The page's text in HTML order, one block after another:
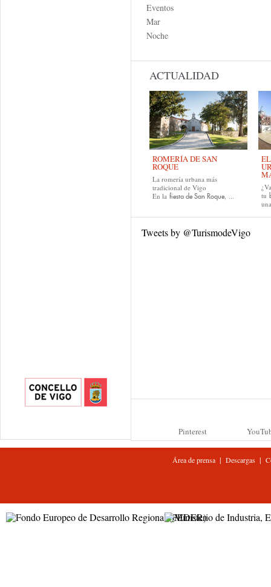
Eventos
Mar
Noche
ACTUALIDAD
ROMERÍA DE SAN
ROQUE
La romería urbana más
tradicional de Vigo
En la fiesta de San Roque, ...
tu
Tweets by @TurismodeVigo
Pinterest
Área de prensa| Descargas|